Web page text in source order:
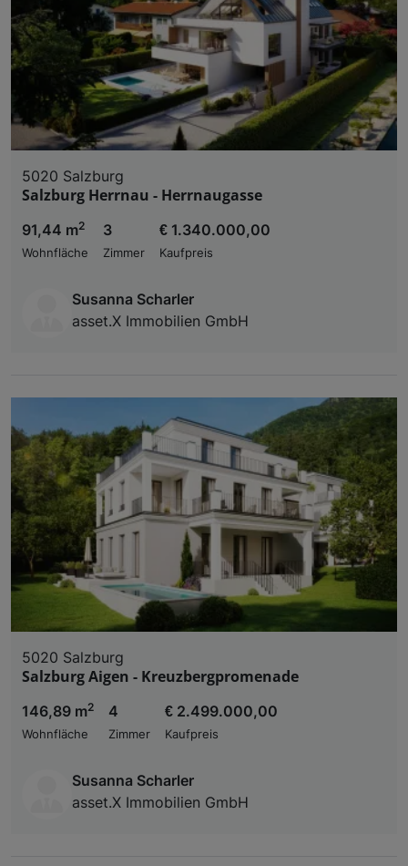
5020 Salzburg
Salzburg Herrnau - Herrnaugasse
91,44 m2
Wohnfläche
3
Zimmer
€ 1.340.000,00
Kaufpreis
Susanna Scharler
asset.X Immobilien GmbH
5020 Salzburg
Salzburg Aigen - Kreuzbergpromenade
146,89 m2
Wohnfläche
4
Zimmer
€ 2.499.000,00
Kaufpreis
Susanna Scharler
asset.X Immobilien GmbH